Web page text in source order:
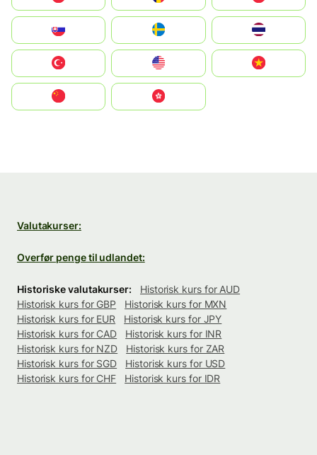
United States
中國香港特別行政區
Valutakurser:
Overfør penge til udlandet:
Historiske valutakurser:
Historisk kurs for AUD
Historisk kurs for GBP
Historisk kurs for MXN
Historisk kurs for EUR
Historisk kurs for JPY
Historisk kurs for CAD
Historisk kurs for INR
Historisk kurs for NZD
Historisk kurs for ZAR
Historisk kurs for SGD
Historisk kurs for USD
Historisk kurs for CHF
Historisk kurs for IDR